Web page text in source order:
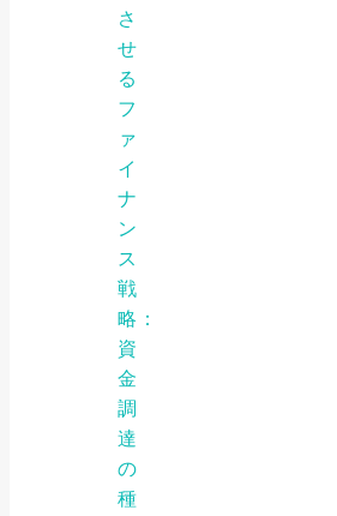
さ
せ
る
フ
ァ
イ
ナ
ン
ス
戦
略：
資
金
調
達
の
種